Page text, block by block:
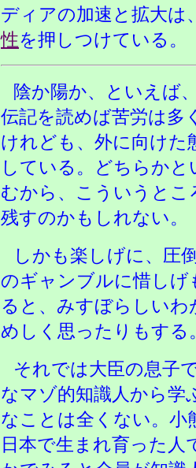
ディアの加速と拡大は
性を押しつけている。
陰か陽か、といえば
伝記を読めば苦労は多
けれども、外に向け
している。どちらか
むから、こういうと
残すのかもしれない。
しかも楽しげに、圧
のギャンブルに惜し
ると、みすぼらしい
めしく思ったりもする
それでは大臣の息子
なマゾ的知識人から
なことは全くない。小
日本で生まれ育った